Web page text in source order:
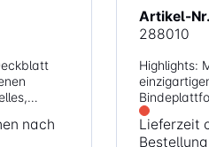
nach
Artikel-
288010
Highlights: Mit Satellite System, der
Stanzen
Nutzer ermöglicht
Lieferzeit
Bestellung